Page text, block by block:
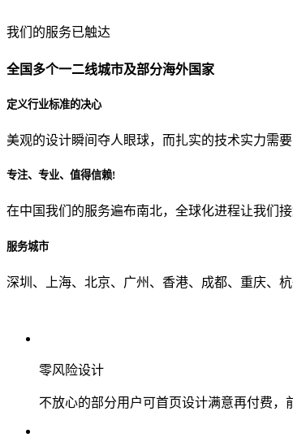
贵公司预算范围是？
贵公司的团队规模是？
从哪里了解到我们？
我们的服务已触达
全国多个一二线城市及部分海外国家
定义行业标准的决心
美观的设计瞬间夺人眼球，而扎实的技术实力需
专注、专业、值得信赖!
在中国我们的服务遍布南北，全球化进程让我们
服务城市
深圳、上海、北京、广州、香港、成都、重庆、
零风险设计
不放心的部分用户可首页设计满意再付费，